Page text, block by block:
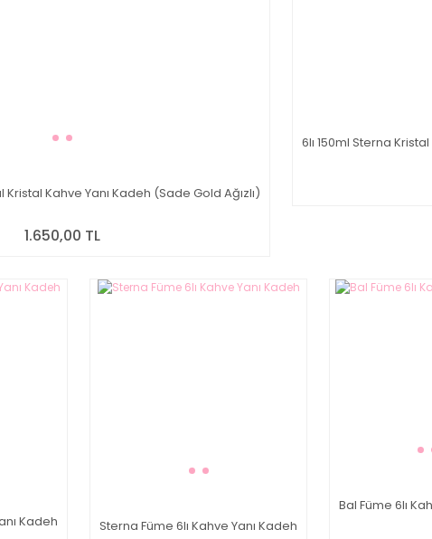
Kahve Yanı Kadeh (Sade Gold Ağızlı)
1.650,00 TL
6lı 150ml Sterna
Kadeh Sterna Füme 6lı Kahve Yanı Kadeh
Bal Füme 6lı